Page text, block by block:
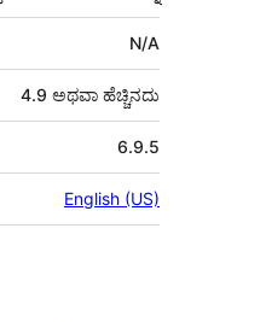
N/A
4.9 ಅಥವಾ ಹೆಚ್ಚಿನದು
6.9.5
English (US)